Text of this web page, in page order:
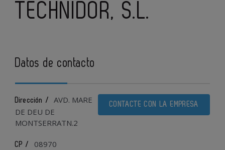
TECHNIDOR, S.L.
Datos de contacto
CONTACTE CON LA EMPRESA
Dirección /
AVD. MARE
DE DEU DE
MONTSERRATN.2
CP / 08970